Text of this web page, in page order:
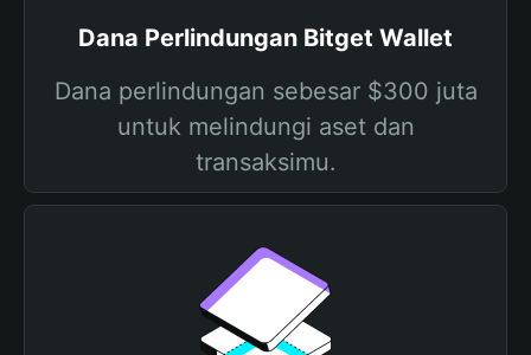
Dana Perlindungan Bitget Wallet
Dana perlindungan sebesar $300 juta
untuk melindungi aset dan
transaksimu.